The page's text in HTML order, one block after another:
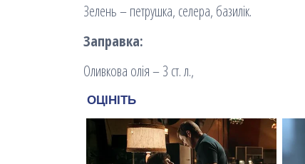
Зелень – петрушка, селера, базилік.
Заправка:
Оливкова олія – ​​3 ст. л.,